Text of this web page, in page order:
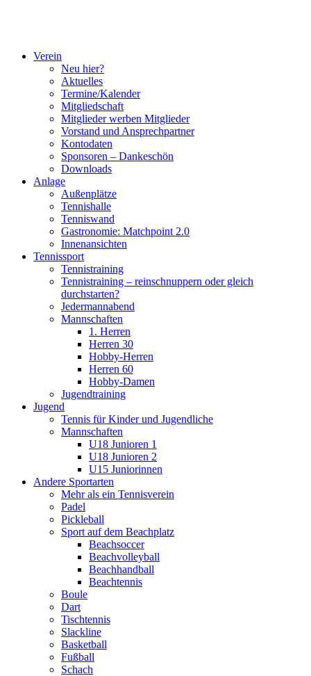
Verein
Neu hier?
Aktuelles
Termine/Kalender
Mitgliedschaft
Mitglieder werben Mitglieder
Vorstand und Ansprechpartner
Kontodaten
Sponsoren – Dankeschön
Downloads
Anlage
Außenplätze
Tennishalle
Tenniswand
Gastronomie: Matchpoint 2.0
Innenansichten
Tennissport
Tennistraining
Tennistraining – reinschnuppern oder gleich
durchstarten?
Jedermannabend
Mannschaften
1. Herren
Herren 30
Hobby-Herren
Herren 60
Hobby-Damen
Jugendtraining
Jugend
Tennis für Kinder und Jugendliche
Mannschaften
U18 Junioren 1
U18 Junioren 2
U15 Juniorinnen
Andere Sportarten
Mehr als ein Tennisverein
Padel
Pickleball
Sport auf dem Beachplatz
Beachsoccer
Beachvolleyball
Beachhandball
Beachtennis
Boule
Dart
Tischtennis
Slackline
Basketball
Fußball
Schach